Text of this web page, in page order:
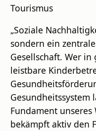
Tourismus
„Soziale
sondern ein
Gesellschaft. Wer
leistbare
Gesundheitssystem
Fundament
bekämpft aktiv den